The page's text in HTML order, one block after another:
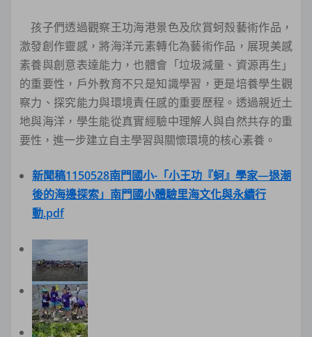
孩子們透過觀察王功海港景色及欣賞蚵殼藝術作品，
激發創作靈感，將海洋元素轉化為藝術作品，展現美感
素養與創意表達能力，也體會「垃圾減量、資源再生」
的重要性，戶外教育不只是知識學習，更是培養學生觀
察力、探究能力與環境責任感的重要歷程。透過親近土
地與海洋，學生能從真實經驗中理解人與自然共存的重
要性，進一步建立自主學習與關懷環境的核心素養。
新聞稿1150528南門國小-「小王功『蚵』學家—退潮
後的海邊探索」南門國小體驗里海文化與永續行
動.pdf